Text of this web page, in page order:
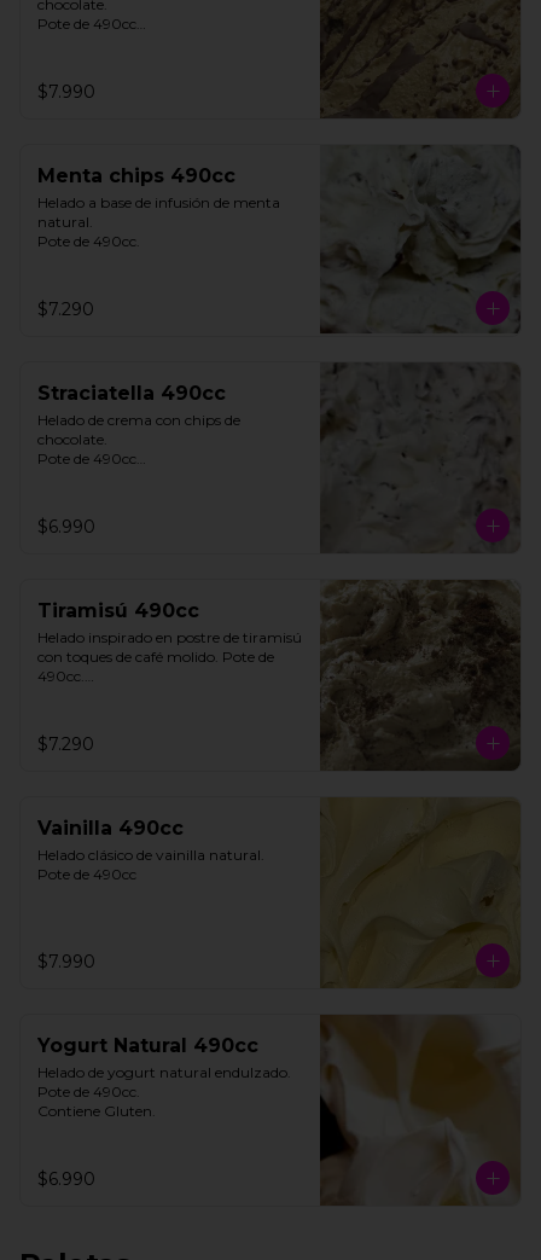
chocolate.
Pote de 490cc
$7.990
Menta chips 490cc
Helado a base de infusión de menta
natural.
Pote de 490cc.
$7.290
Straciatella 490cc
Helado de crema con chips de
chocolate.
Pote de 490cc
$6.990
Tiramisú 490cc
Helado inspirado en postre de tiramisú
con toques de café molido. Pote de
490cc.
**FOTO REFERENCIAL**
$7.290
Vainilla 490cc
Helado clásico de vainilla natural.
Pote de 490cc
$7.990
Yogurt Natural 490cc
Helado de yogurt natural endulzado.
Pote de 490cc.
Contiene Gluten.
$6.990